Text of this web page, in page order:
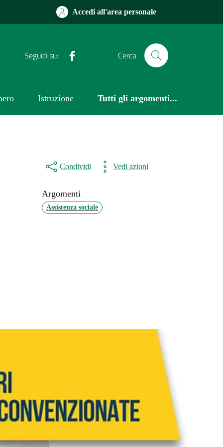
Accedi all'area personale
Seguici su: Cerca
Istruzione Tutti gli argomenti...
Condividi Vedi azioni
Argomenti
Assistenza sociale